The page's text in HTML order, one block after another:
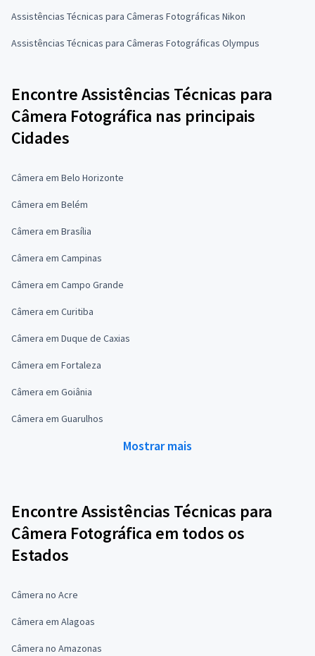
Assistências Técnicas para Câmeras Fotográficas Nikon
Assistências Técnicas para Câmeras Fotográficas Olympus
Encontre Assistências Técnicas para
Câmera Fotográfica nas principais
Cidades
Câmera em Belo Horizonte
Câmera em Belém
Câmera em Brasília
Câmera em Campinas
Câmera em Campo Grande
Câmera em Curitiba
Câmera em Duque de Caxias
Câmera em Fortaleza
Câmera em Goiânia
Câmera em Guarulhos
Mostrar mais
Encontre Assistências Técnicas para
Câmera Fotográfica em todos os
Estados
Câmera no Acre
Câmera em Alagoas
Câmera no Amazonas